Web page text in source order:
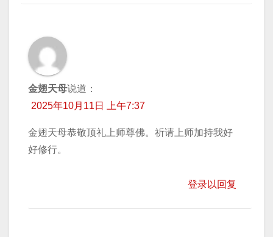
金翅天母说道：
2025年10月11日 上午7:37
金翅天母恭敬顶礼上师尊佛。祈请上师加持我好
好修行。
登录以回复